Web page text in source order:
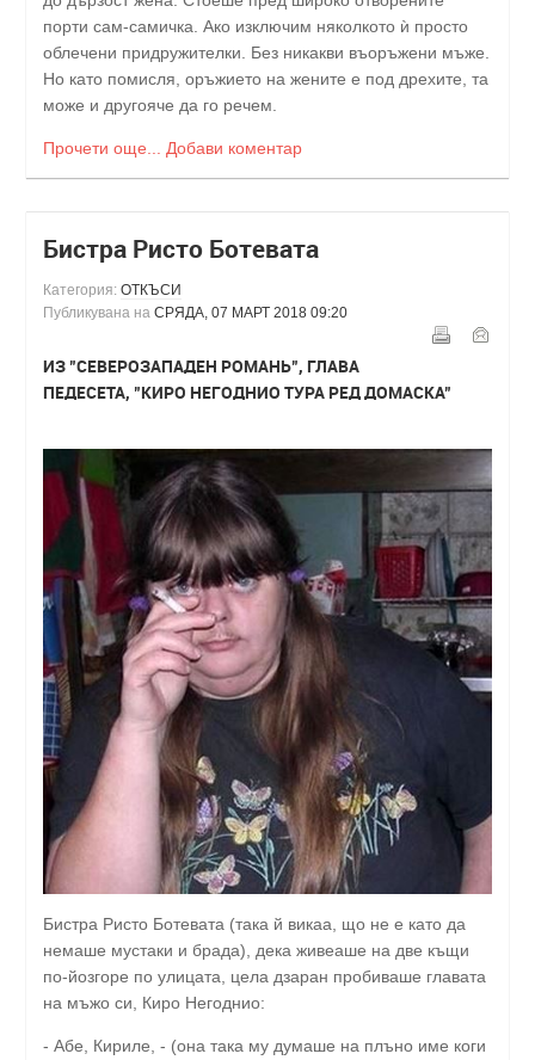
порти сам-самичка. Ако изключим няколкото ѝ просто
облечени придружителки. Без никакви въоръжени мъже.
Но като помисля, оръжието на жените е под дрехите, та
може и другояче да го речем.
Прочети още... Добави коментар
Бистра Ристо Ботевата
Категория: ОТКЪСИ
Публикувана на СРЯДА, 07 МАРТ 2018 09:20
ИЗ "СЕВЕРОЗАПАДЕН РОМАНЬ", ГЛАВА
ПЕДЕСЕТА, "КИРО НЕГОДНИО ТУРА РЕД ДОМАСКА"
Бистра Ристо Ботевата (така й викаа, що не е като да
немаше мустаки и брада), дека живеаше на две къщи
по-йозгоре по улицата, цела дзаран пробиваше главата
на мъжо си, Киро Негоднио:
- Абе, Кириле, - (она така му думаше на плъно име коги